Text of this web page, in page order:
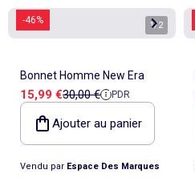
-46% 1/2
Bonnet Homme New Era
Prix de vente
15,99 €Prix de référence
30,00 € PDR
Ajouter au panier
Vendu par Espace Des Marques